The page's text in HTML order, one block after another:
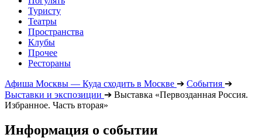
Туристу
Театры
Пространства
Клубы
Прочее
Рестораны
Афиша Москвы — Куда сходить в Москве ➔ События ➔
Выставки и экспозиции ➔ Выставка «Первозданная Россия.
Избранное. Часть вторая»
Информация о событии